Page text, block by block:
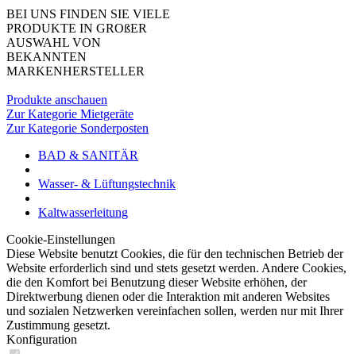
BEI UNS FINDEN SIE VIELE
PRODUKTE IN GROßER
AUSWAHL VON
BEKANNTEN
MARKENHERSTELLER
Produkte anschauen
Zur Kategorie Mietgeräte
Zur Kategorie Sonderposten
BAD & SANITÄR
Wasser- & Lüftungstechnik
Kaltwasserleitung
Cookie-Einstellungen
Diese Website benutzt Cookies, die für den technischen Betrieb der
Website erforderlich sind und stets gesetzt werden. Andere Cookies,
die den Komfort bei Benutzung dieser Website erhöhen, der
Direktwerbung dienen oder die Interaktion mit anderen Websites
und sozialen Netzwerken vereinfachen sollen, werden nur mit Ihrer
Zustimmung gesetzt.
Konfiguration